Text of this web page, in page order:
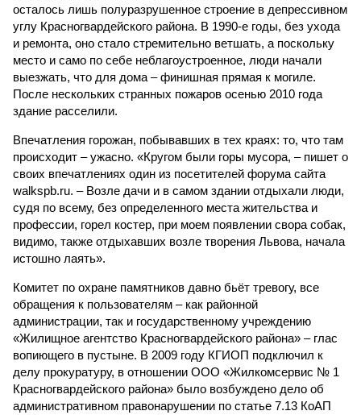
осталось лишь полуразрушенное строение в депрессивном
углу Красногвардейского района. В 1990-е годы, без ухода
и ремонта, оно стало стремительно ветшать, а поскольку
место и само по себе неблагоустроенное, люди начали
выезжать, что для дома – финишная прямая к могиле.
После нескольких странных пожаров осенью 2010 года
здание расселили.
Впечатления горожан, побывавших в тех краях: то, что там
происходит – ужасно. «Кругом были горы мусора, – пишет о
своих впечатлениях один из посетителей форума сайта
walkspb.ru. – Возле дачи и в самом здании отдыхали люди,
судя по всему, без определенного места жительства и
профессии, горел костер, при моем появлении свора собак,
видимо, также отдыхавших возле творения Львова, начала
истошно лаять».
Комитет по охране памятников давно бьёт тревогу, все
обращения к пользователям – как районной
администрации, так и государственному учреждению
«Жилищное агентство Красногвардейского района» – глас
вопиющего в пустыне. В 2009 году КГИОП подключил к
делу прокуратуру, в отношении ООО «Жилкомсервис № 1
Красногвардейского района» было возбуждено дело об
административном правонарушении по статье 7.13 КоАП